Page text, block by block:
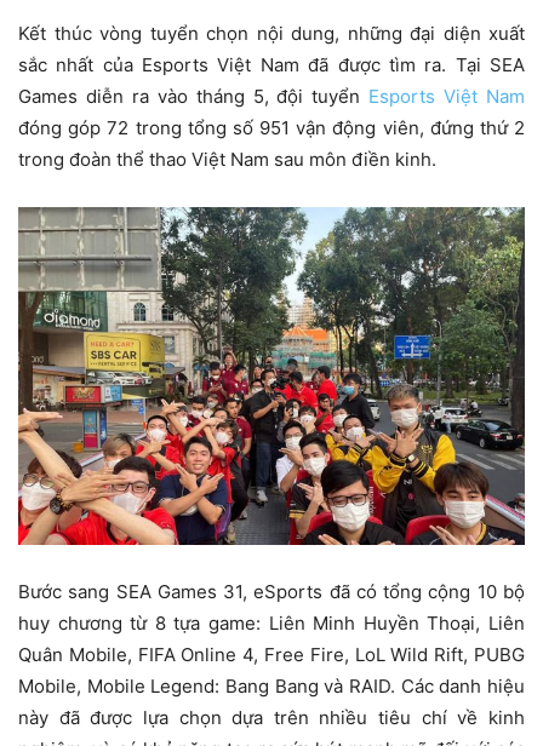
Kết thúc vòng tuyển chọn nội dung, những đại diện xuất
sắc nhất của Esports Việt Nam đã được tìm ra. Tại SEA
Games diễn ra vào tháng 5, đội tuyển Esports Việt Nam
đóng góp 72 trong tổng số 951 vận động viên, đứng thứ 2
trong đoàn thể thao Việt Nam sau môn điền kinh.
Bước sang SEA Games 31, eSports đã có tổng cộng 10 bộ
huy chương từ 8 tựa game: Liên Minh Huyền Thoại, Liên
Quân Mobile, FIFA Online 4, Free Fire, LoL Wild Rift, PUBG
Mobile, Mobile Legend: Bang Bang và RAID. Các danh hiệu
này đã được lựa chọn dựa trên nhiều tiêu chí về kinh